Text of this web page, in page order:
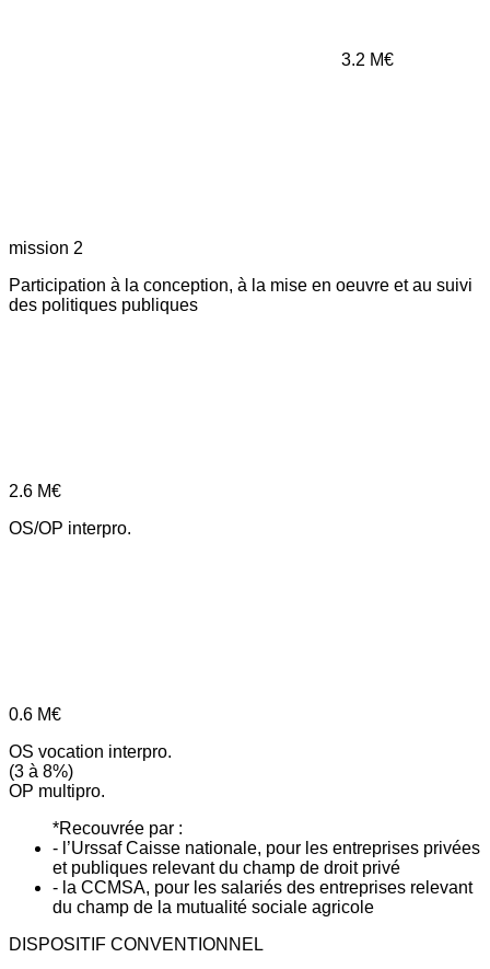
3.2 M€
mission 2
Participation à la conception, à la mise en oeuvre et au suivi
des politiques publiques
2.6 M€
OS/OP interpro.
0.6 M€
OS vocation interpro.
(3 à 8%)
OP multipro.
*Recouvrée par :
- l’Urssaf Caisse nationale, pour les entreprises privées
et publiques relevant du champ de droit privé
- la CCMSA, pour les salariés des entreprises relevant
du champ de la mutualité sociale agricole
DISPOSITIF CONVENTIONNEL